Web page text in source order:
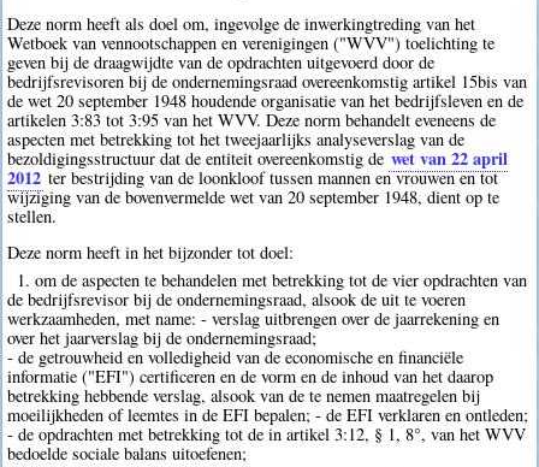
Deze norm heeft als doel om, ingevolge de inwerkingtreding van het
Wetboek van vennootschappen en verenigingen ("WVV") toelichting te
geven bij de draagwijdte van de opdrachten uitgevoerd door de
bedrijfsrevisoren bij de ondernemingsraad overeenkomstig artikel 15bis van
de wet 20 september 1948 houdende organisatie van het bedrijfsleven en de
artikelen 3:83 tot 3:95 van het WVV. Deze norm behandelt eveneens de
aspecten met betrekking tot het tweejaarlijks analyseverslag van de
bezoldigingsstructuur dat de entiteit overeenkomstig de wet van 22 april
2012 ter bestrijding van de loonkloof tussen mannen en vrouwen en tot
wijziging van de bovenvermelde wet van 20 september 1948, dient op te
stellen.
Deze norm heeft in het bijzonder tot doel:
1. om de aspecten te behandelen met betrekking tot de vier opdrachten van
de bedrijfsrevisor bij de ondernemingsraad, alsook de uit te voeren
werkzaamheden, met name: - verslag uitbrengen over de jaarrekening en
over het jaarverslag bij de ondernemingsraad;
- de getrouwheid en volledigheid van de economische en financiële
informatie ("EFI") certificeren en de vorm en de inhoud van het daarop
betrekking hebbende verslag, alsook van de te nemen maatregelen bij
moeilijkheden of leemtes in de EFI bepalen; - de EFI verklaren en ontleden;
- de opdrachten met betrekking tot de in artikel 3:12, § 1, 8°, van het WVV
bedoelde sociale balans uitoefenen;